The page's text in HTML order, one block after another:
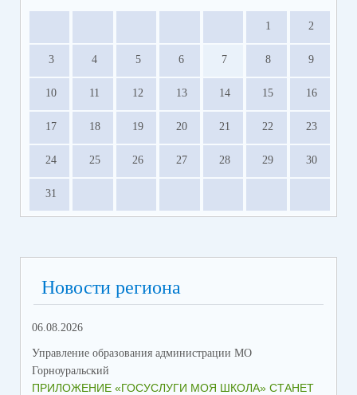
1 2
3 4 5 6 7 8 9
10 11 12 13 14 15 16
17 18 19 20 21 22 23
24 25 26 27 28 29 30
31
Новости региона
06.08.2026
Управление образования администрации МО
Горноуральский
ПРИЛОЖЕНИЕ «ГОСУСЛУГИ МОЯ ШКОЛА» СТАНЕТ